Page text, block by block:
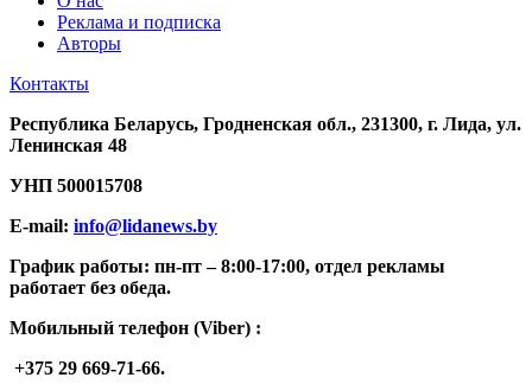
Реклама и подписка
Авторы
Контакты
Республика Беларусь, Гродненская обл., 231300, г. Лида, ул.
Ленинская 48
УНП 500015708
E-mail: info@lidanews.by
График работы: пн-пт –8:00-17:00, отдел рекламы
работает без обеда.
Мобильный телефон (Viber) :
+375 29 669-71-66.